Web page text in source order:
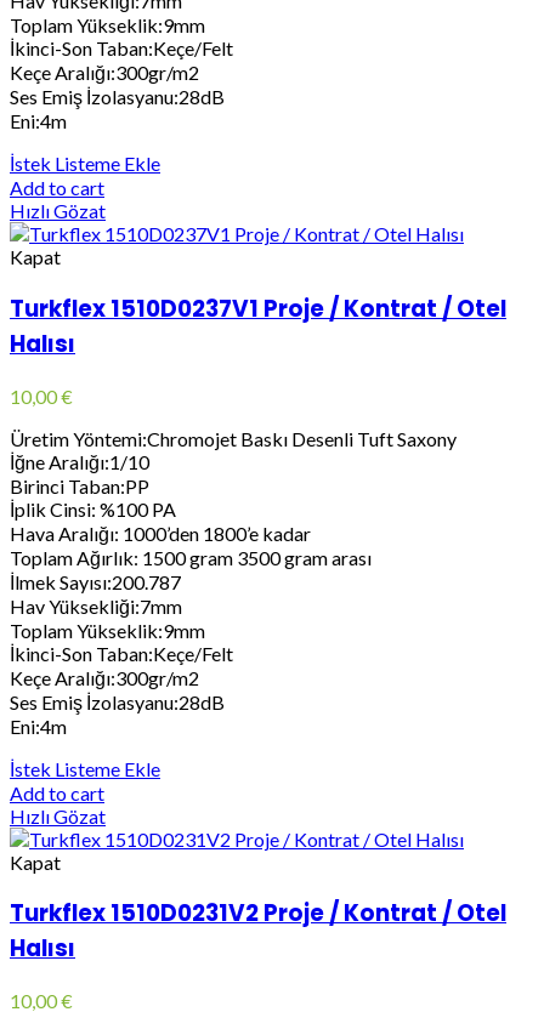
Toplam Yükseklik:9mm
İkinci-Son Taban:Keçe/Felt
Keçe Aralığı:300gr/m2
Ses Emiş İzolasyanu:28dB
Eni:4m
İstek Listeme Ekle
Add to cart
Hızlı Gözat
Kapat
Turkflex 1510D0237V1 Proje / Kontrat / Otel
Halısı
10,00€
Üretim Yöntemi:Chromojet Baskı Desenli Tuft Saxony
İğne Aralığı:1/10
Birinci Taban:PP
İplik Cinsi: %100 PA
Hava Aralığı: 1000’den 1800’e kadar
Toplam Ağırlık: 1500 gram 3500 gram arası
İlmek Sayısı:200.787
Hav Yüksekliği:7mm
Toplam Yükseklik:9mm
İkinci-Son Taban:Keçe/Felt
Keçe Aralığı:300gr/m2
Ses Emiş İzolasyanu:28dB
Eni:4m
İstek Listeme Ekle
Add to cart
Hızlı Gözat
Kapat
Turkflex 1510D0231V2 Proje / Kontrat / Otel
Halısı
10,00€